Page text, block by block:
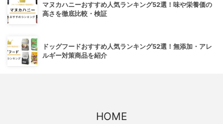
マヌカハニーおすすめ人気ランキング52選！味や栄養価の
高さを徹底比較・検証
ドッグフードおすすめ人気ランキング52選！無添加・アレ
ルギー対策商品を紹介
HOME